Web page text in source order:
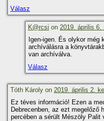
Válasz
K@rcsi on 2019. április 6.
Igen-igen. És olykor még
archí­válásra a
van archí­válva.
Válasz
Tóth Károly on 2019. április 2.
Ez téves információ! Ezen a
Debrecenben, az ezt megelőző
percében a sérült Mészöly